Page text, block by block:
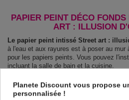
PAPIER PEINT DÉCO
ART : ILLUSION
Le papier peint intissé Street art :
à l'eau et aux rayures est à poser au mur
pour les papiers peints. Vous pouvez
incluant la salle de bain et la cuisine.
d'optiqueest 100 % sûr, parfait même
chambre des enfants. Impression haute
Planete Discount vous propose
personnalisée !